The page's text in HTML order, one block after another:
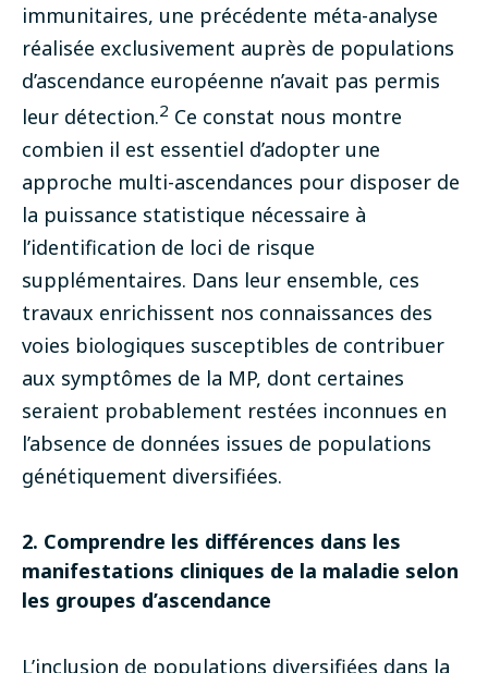
immunitaires, une précédente méta-analyse
réalisée exclusivement auprès de populations
d’ascendance européenne n’avait pas permis
leur détection.2 Ce constat nous montre
combien il est essentiel d’adopter une
approche multi-ascendances pour disposer de
la puissance statistique nécessaire à
l’identification de loci de risque
supplémentaires. Dans leur ensemble, ces
travaux enrichissent nos connaissances des
voies biologiques susceptibles de contribuer
aux symptômes de la MP, dont certaines
seraient probablement restées inconnues en
l’absence de données issues de populations
génétiquement diversifiées.
2. Comprendre les différences dans les
manifestations cliniques de la maladie selon
les groupes d’ascendance
L’inclusion de populations diversifiées dans la